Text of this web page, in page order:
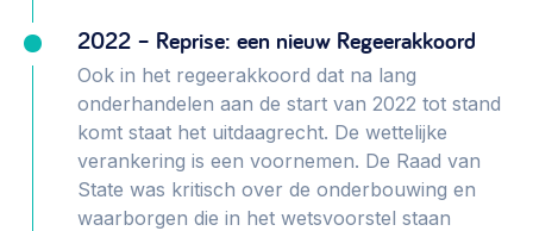
2022 – Reprise: een nieuw Regeerakkoord
Ook in het regeerakkoord dat na lang
onderhandelen aan de start van 2022 tot stand
komt staat het uitdaagrecht. De wettelijke
verankering is een voornemen. De Raad van
State was kritisch over de onderbouwing en
waarborgen die in het wetsvoorstel staan